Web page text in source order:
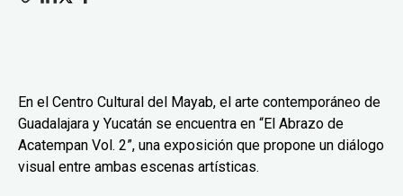
En el Centro Cultural del Mayab, el arte contemporáneo de
Guadalajara y Yucatán se encuentra en “El Abrazo de
Acatempan Vol. 2”, una exposición que propone un diálogo
visual entre ambas escenas artísticas.